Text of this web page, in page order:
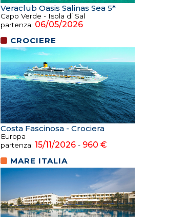
Veraclub Oasis Salinas Sea 5*
Capo Verde - Isola di Sal
partenza: 06/05/2026
CROCIERE
Costa Fascinosa - Crociera
Europa
partenza: 15/11/2026- 960 €
MARE ITALIA